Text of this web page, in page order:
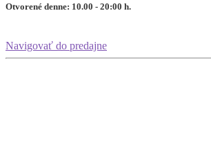
Otvorené denne: 10.00 - 20:00 h.
Navigovať do predajne